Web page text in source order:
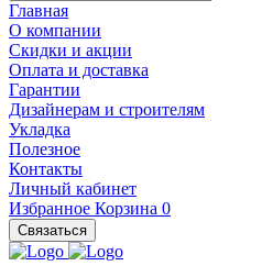
Главная
О компании
Скидки и акции
Оплата и доставка
Гарантии
Дизайнерам и строителям
Укладка
Полезное
Контакты
Личный кабинет
Избранное Корзина 0
Связаться